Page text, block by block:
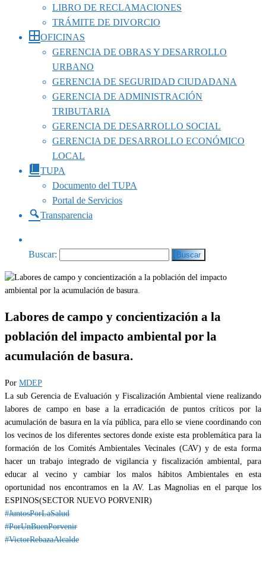
LIBRO DE RECLAMACIONES
TRÁMITE DE DIVORCIO
OFICINAS
GERENCIA DE OBRAS Y DESARROLLO
URBANO
GERENCIA DE SEGURIDAD CIUDADANA
GERENCIA DE ADMINISTRACIÓN
TRIBUTARIA
GERENCIA DE DESARROLLO SOCIAL
GERENCIA DE DESARROLLO ECONÓMICO
LOCAL
TUPA
Documento del TUPA
Portal de Servicios
Transparencia
Buscar:
Labores de campo y concientización a la
población del impacto ambiental por la
acumulación de basura.
Por MDEP
La sub Gerencia de Evaluación y Fiscalización Ambiental viene realizando
labores de campo en base a la erradicación de puntos críticos por la
acumulación de basura en la vía pública, para ello se viene coordinando con
los vecinos de los diferentes sectores donde existe esta problemática para la
formación de los Comités Ambientales Vecinales (CAV) y de esta forma
hacer un trabajo integrado de vigilancia y fiscalización ambiental, para
educar al vecino y cambiar los malos hábitos Ambientales en esta
oportunidad nos encontramos en la AV. Las Magnolias en el parque los
ESPINOS(SECTOR NUEVO PORVENIR)
#JuntosPorLaSalud
#PorUnBuenPorvenir
#VictorRebazaAlcalde